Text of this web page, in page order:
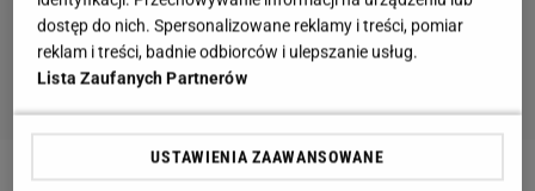
dostęp do nich. Spersonalizowane reklamy i treści, pomiar
reklam i treści, badnie odbiorców i ulepszanie usług.
Lista Zaufanych Partnerów
USTAWIENIA ZAAWANSOWANE